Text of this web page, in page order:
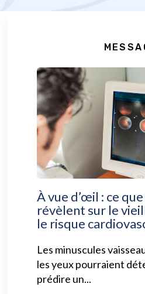
À vue d’œil : ce
révèlent sur le
le risque
Les minuscules
les yeux pourraient
prédire un...